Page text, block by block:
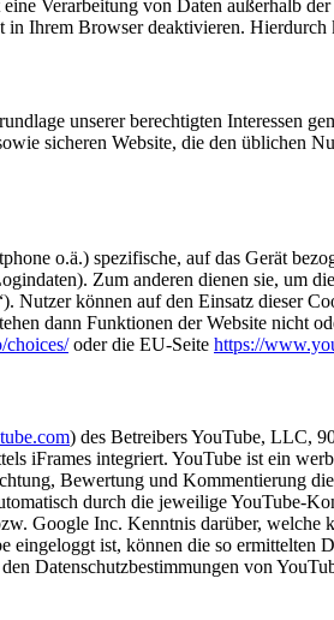
Verarbeitung von Daten außerhalb
in Ihrem Browser deaktivieren.
unserer berechtigten Interessen
sicheren Website, die den üblichen
o.ä.) spezifische, auf das Gerät
Zum anderen dienen sie, um
Nutzer können auf den Einsatz dieser
dann Funktionen der Website nicht
choices/oder die EU-Seite https://
) des Betreibers YouTube, LLC,
integriert. YouTube ist ein
Bewertung und Kommentierung
durch die jeweilige YouTube-
Google Inc. Kenntnis darüber,
ist, können die so ermittelten
Datenschutzbestimmungen von